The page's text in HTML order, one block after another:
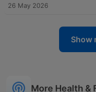
26 May 2026
Show
More Health &